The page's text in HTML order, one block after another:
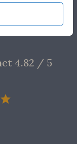
4.82 / 5